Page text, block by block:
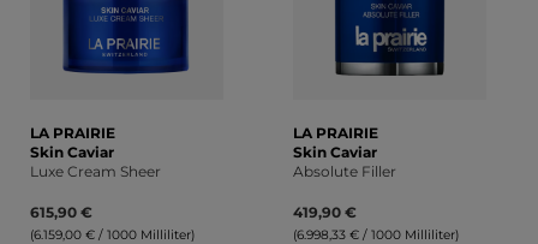
LA PRAIRIE
Skin Caviar
Luxe Cream Sheer
615,90 €
(6.159,00 € / 1000 Milliliter)
LA PRAIRIE
Skin Caviar
Absolute Filler
419,90 €
(6.998,33 € / 1000 Milliliter)